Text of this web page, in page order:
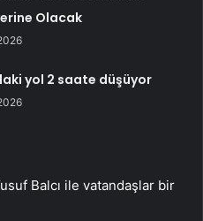
Olacak
yol 2 saate düşüyor
Balcı ile vatandaşlar bir